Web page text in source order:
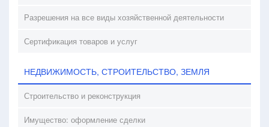
Разрешения на все виды хозяйственной деятельности
Сертификация товаров и услуг
НЕДВИЖИМОСТЬ, СТРОИТЕЛЬСТВО, ЗЕМЛЯ
Строительство и реконструкция
Имущество: оформление сделки